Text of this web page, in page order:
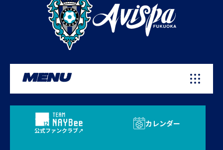
MENU
公式ファンクラブ
カレンダー